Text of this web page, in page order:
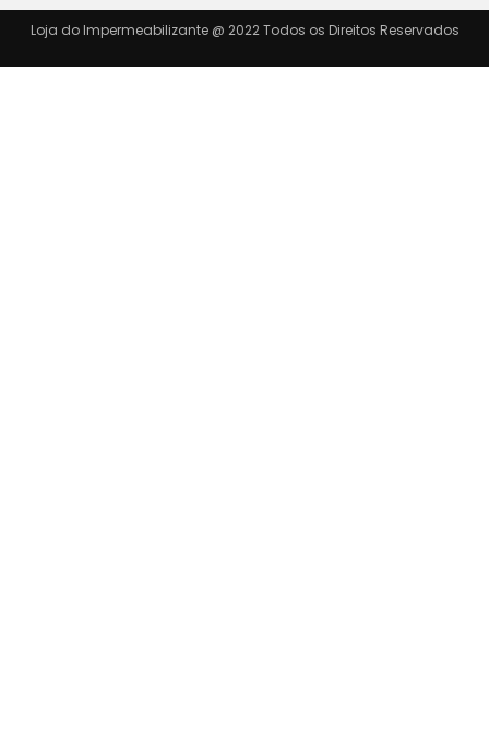
Loja do Impermeabilizante @ 2022 Todos os Direitos Reservados